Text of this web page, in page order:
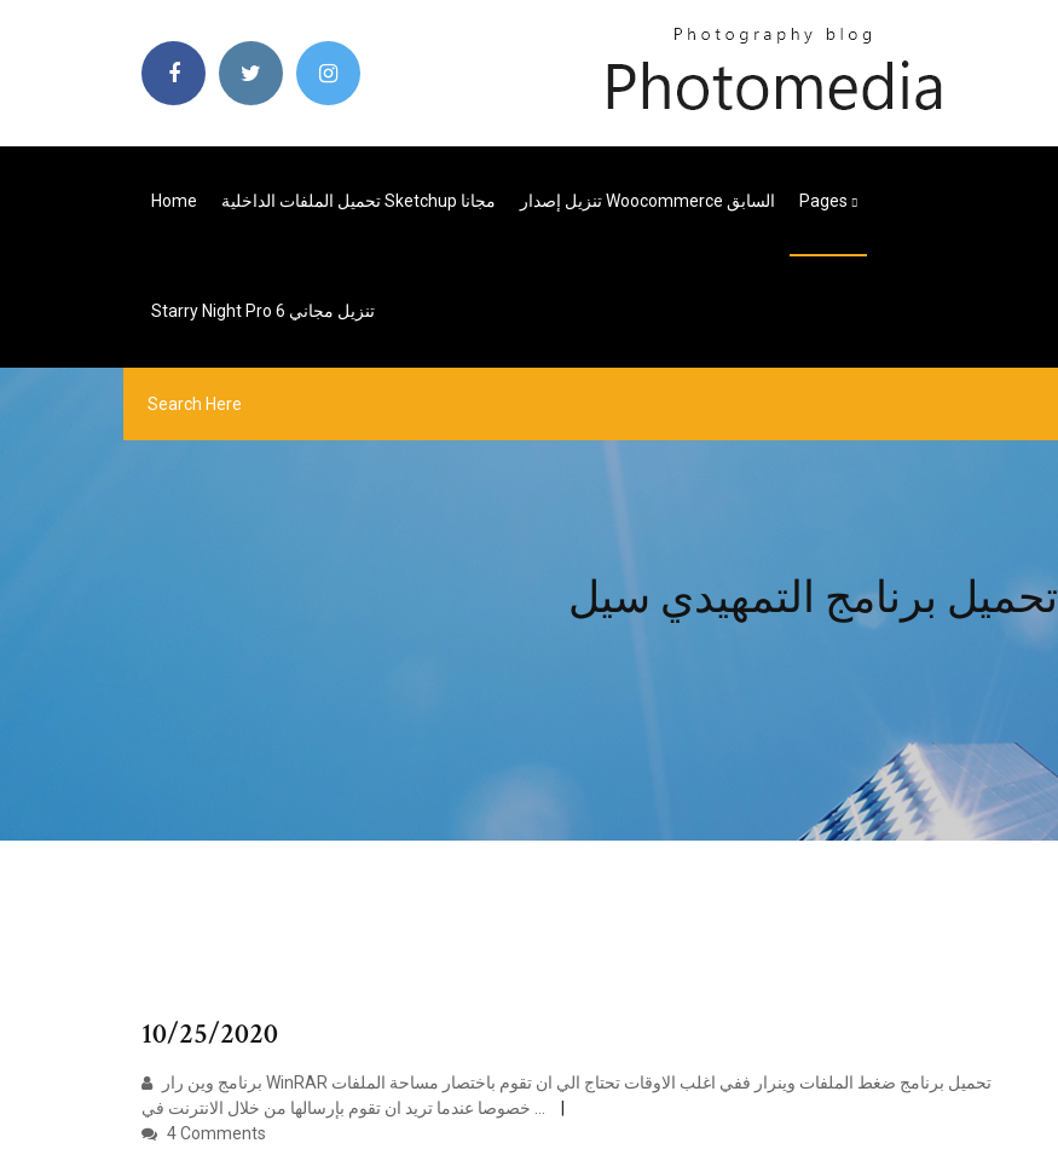
Home تحميل الملفات الداخلية Sketchup مجانا تنزيل إصدار Woocommerce السابق Pages
Starry Night Pro 6 تنزيل مجاني
تحميل برنامج التمهيدي سيل
10/25/2020
4 Comments